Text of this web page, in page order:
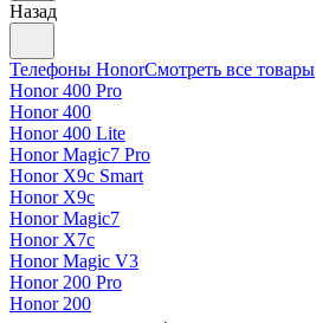
Назад
Телефоны HonorСмотреть все товары
Honor 400 Pro
Honor 400
Honor 400 Lite
Honor Magic7 Pro
Honor X9c Smart
Honor X9c
Honor Magic7
Honor X7c
Honor Magic V3
Honor 200 Pro
Honor 200